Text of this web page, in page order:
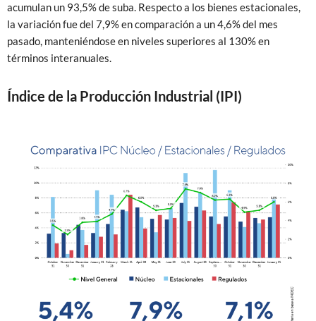
acumulan un 93,5% de suba. Respecto a los bienes estacionales,
la variación fue del 7,9% en comparación a un 4,6% del mes
pasado, manteniéndose en niveles superiores al 130% en
términos interanuales.
Índice de la Producción Industrial (IPI)